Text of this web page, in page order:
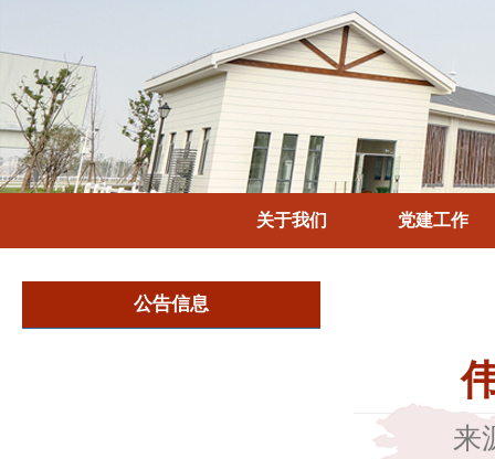
关于我们 党建工作
公告信息
来